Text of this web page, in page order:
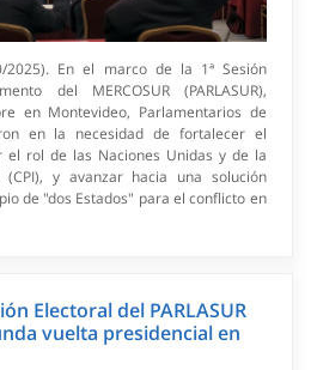
2025). En el marco de la 1ª Sesión
del MERCOSUR (PARLASUR),
en Montevideo, Parlamentarios de
en la necesidad de fortalecer el
el rol de las Naciones Unidas y de la
(CPI), y avanzar hacia una solución
de "dos Estados" para el conflicto en
Electoral del PARLASUR
vuelta presidencial en